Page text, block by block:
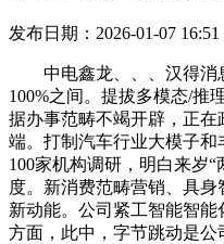
发布日期：2026-01-07 16:51
中电鑫龙、、、汉得消
100%之间。提拔多模态/推
据办事范畴不竭开辟，正
端。打制汽车行业大模子
100家机构调研，明白来岁
度。新消费范畴营销、具
新动能。公司紧工智能智
方面，此中，字节跳动是